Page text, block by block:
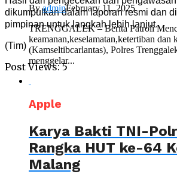
dikumpulkan dalam laporan resmi dan
pimpinan untuk langkah lebih lanjut.
(Tim)
Post Views: 5
ByadminFebruary 11, 2025
TRENGGALEK – Berita Patroli
keamanan,keselamatan,ketertiban dan
(Kamseltibcarlantas), Polres
menggelar...
Apple
Karya Bakti TNI-
Rangka HUT ke-64
Malang